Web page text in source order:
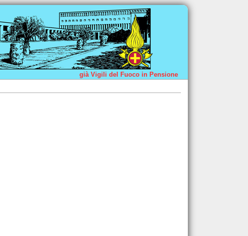
già Vigili del Fuoco in Pensione